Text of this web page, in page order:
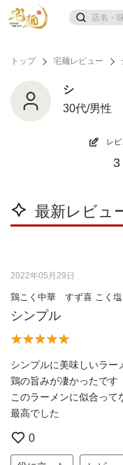
トップ 宅麺レビュー
シ
30代/男性
レ
3
最新レビュ
2022年05月29日
鶏こく中華 すず喜 こく塩
シンプル
シンプルに美味しいラー
鶏の旨みが凄かったです
このラーメンに似合って
最高でした
0